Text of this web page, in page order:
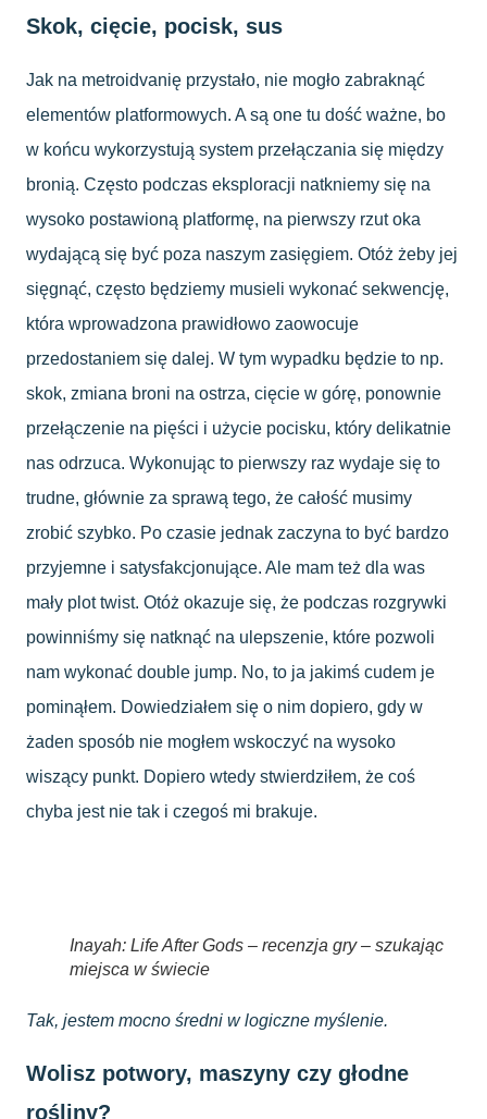
Skok, cięcie, pocisk, sus
Jak na metroidvanię przystało, nie mogło zabraknąć
elementów platformowych. A są one tu dość ważne, bo
w końcu wykorzystują system przełączania się między
bronią. Często podczas eksploracji natkniemy się na
wysoko postawioną platformę, na pierwszy rzut oka
wydającą się być poza naszym zasięgiem. Otóż żeby jej
sięgnąć, często będziemy musieli wykonać sekwencję,
która wprowadzona prawidłowo zaowocuje
przedostaniem się dalej. W tym wypadku będzie to np.
skok, zmiana broni na ostrza, cięcie w górę, ponownie
przełączenie na pięści i użycie pocisku, który delikatnie
nas odrzuca. Wykonując to pierwszy raz wydaje się to
trudne, głównie za sprawą tego, że całość musimy
zrobić szybko. Po czasie jednak zaczyna to być bardzo
przyjemne i satysfakcjonujące. Ale mam też dla was
mały plot twist. Otóż okazuje się, że podczas rozgrywki
powinniśmy się natknąć na ulepszenie, które pozwoli
nam wykonać double jump. No, to ja jakimś cudem je
pominąłem. Dowiedziałem się o nim dopiero, gdy w
żaden sposób nie mogłem wskoczyć na wysoko
wiszący punkt. Dopiero wtedy stwierdziłem, że coś
chyba jest nie tak i czegoś mi brakuje.
Inayah: Life After Gods – recenzja gry – szukając
miejsca w świecie
Tak, jestem mocno średni w logiczne myślenie.
Wolisz potwory, maszyny czy głodne
rośliny?